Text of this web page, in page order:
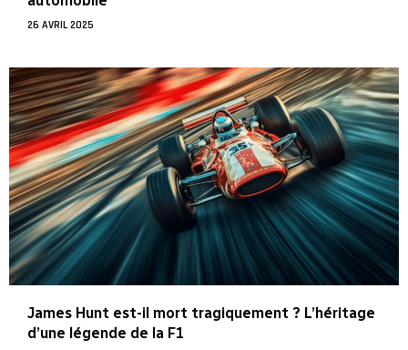
26 AVRIL 2025
James Hunt est-il mort tragiquement ? L’héritage
d’une légende de la F1